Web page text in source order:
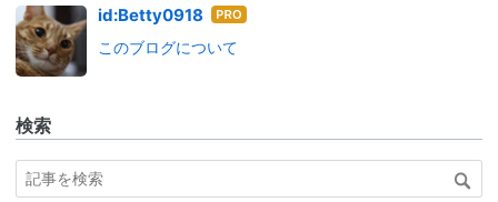
id:Betty0918 はて
ログ
このブログについて
検索